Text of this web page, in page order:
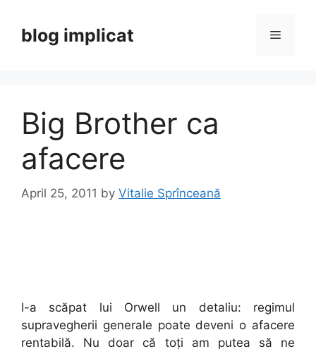
contentblog implicat Menu
Big Brother ca
afacere
April 25, 2011 by Vitalie Sprînceană
I-a scăpat lui Orwell un detaliu: regimul
supravegherii generale poate deveni o afacere
rentabilă. Nu doar că toți am putea să ne